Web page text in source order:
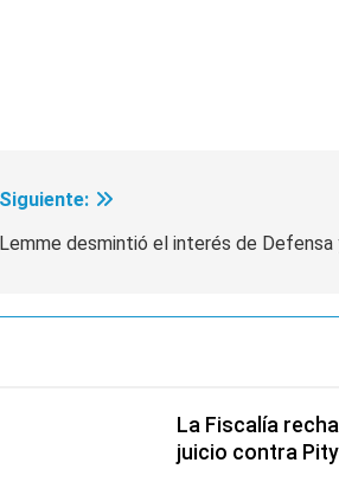
No Mienten»
Siguiente:
Lemme desmintió el interés de
La Fiscalía
juicio contra